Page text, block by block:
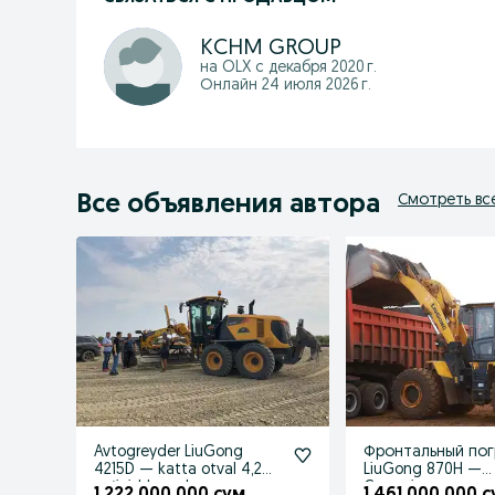
KCHM GROUP
на OLX с декабря 2020 г.
Онлайн 24 июля 2026 г.
Все объявления автора Смотреть
Avtogreyder LiuGong
4215D — katta otval 4,2m,
og‘ir ishlar uchun
Фронтальный
LiuGong 870H —
Cummins, автомат